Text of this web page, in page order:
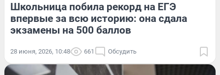
Школьница побила рекорд на ЕГЭ
впервые за всю историю: она сдала
экзамены на 500 баллов
28 июня, 2026, 10:48 661 Обсудить